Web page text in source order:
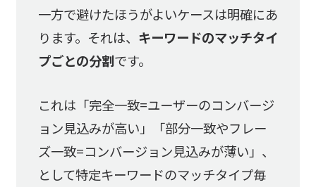
一方で避けたほうがよいケースは明確にあ
ります。それは、 キーワードのマッチタイ
プごとの分割です。
これは「完全一致=ユーザーのコンバージ
ョン見込みが高い」「部分一致やフレー
ズ一致=コンバージョン見込みが薄い」、
として特定キーワードのマッチタイプ毎